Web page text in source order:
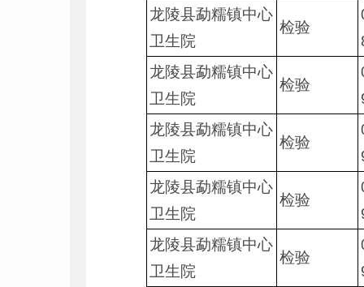
龙陵县勐糯镇中心
卫生院
检验
龙陵县勐糯镇中心
卫生院
检验
龙陵县勐糯镇中心
卫生院
检验
龙陵县勐糯镇中心
卫生院
检验
龙陵县勐糯镇中心
卫生院
检验